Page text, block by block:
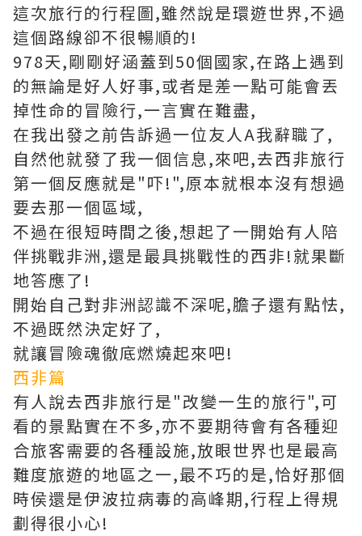
這次旅行的行程圖,雖然說是環遊世界,不過
這個路線卻不很暢順的!
978天,剛剛好涵蓋到50個國家,在路上遇到
的無論是好人好事,或者是差一點可能會丟
掉性命的冒險行,一言實在難盡,
在我出發之前告訴過一位友人A我辭職了,
自然他就發了我一個信息,來吧,去西非旅行
第一個反應就是"吓!",原本就根本沒有想過
要去那一個區域,
不過在很短時間之後,想起了一開始有人陪
伴挑戰非洲,還是最具挑戰性的西非!就果斷
地答應了!
開始自己對非洲認識不深呢,膽子還有點怯,
不過既然決定好了,
就讓冒險魂徹底燃燒起來吧!
西非篇
有人說去西非旅行是"改變一生的旅行",可
看的景點實在不多,亦不要期待會有各種迎
合旅客需要的各種設施,放眼世界也是最高
難度旅遊的地區之一,最不巧的是,恰好那個
時侯還是伊波拉病毒的高峰期,行程上得規
劃得很小心!